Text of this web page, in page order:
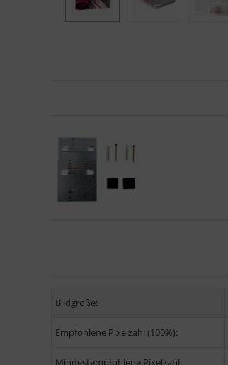
Bildgröße:
Empfohlene Pixelzahl (100%):
Mindestempfohlene Pixelzahl: